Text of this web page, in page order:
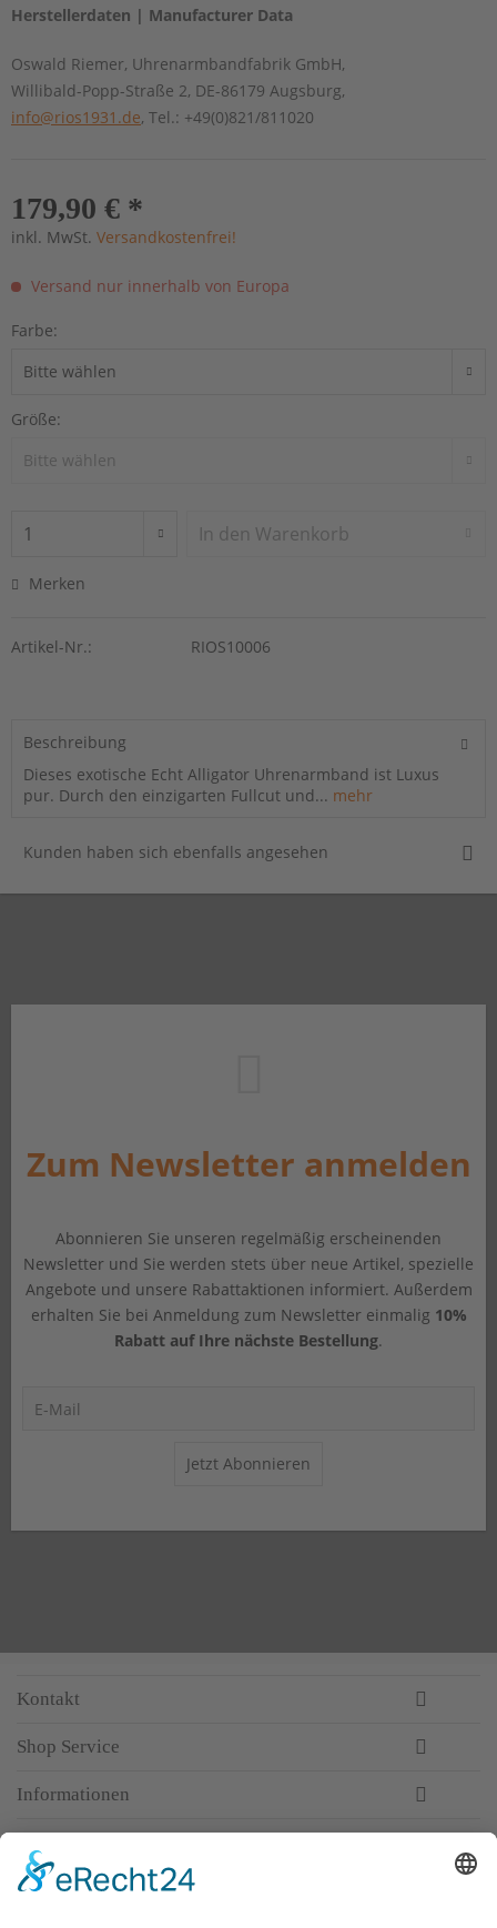
Herstellerdaten | Manufacturer Data
Oswald Riemer, Uhrenarmbandfabrik GmbH,
Willibald-Popp-Straße 2, DE-86179 Augsburg,
info@rios1931.de, Tel.: +49(0)821/811020
179,90 € *
inkl. MwSt. Versandkostenfrei!
Versand nur innerhalb von Europa
Farbe:
Größe:
In den Warenkorb
Merken
Artikel-Nr.: RIOS10006
Beschreibung
Dieses exotische Echt Alligator Uhrenarmband ist Luxus
pur. Durch den einzigarten Fullcut und... mehr
Kunden haben sich ebenfalls angesehen
Zum Newsletter anmelden
Abonnieren Sie unseren regelmäßig erscheinenden
Newsletter und Sie werden stets über neue Artikel, spezielle
Angebote und unsere Rabattaktionen informiert. Außerdem
erhalten Sie bei Anmeldung zum Newsletter einmalig 10%
Rabatt auf Ihre nächste Bestellung.
Jetzt Abonnieren
Kontakt
Shop Service
Informationen
Top-Anbieter